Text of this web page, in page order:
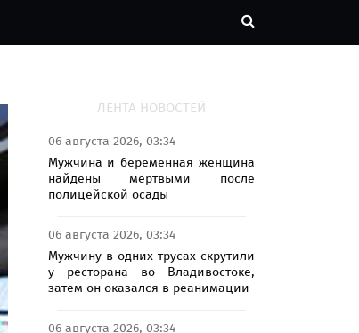
ЛЕНТА НОВОСТЕЙ
06 августа 2026, 03:34
Мужчина и беременная женщина
найдены мертвыми после
полицейской осады
06 августа 2026, 03:34
Мужчину в одних трусах скрутили
у ресторана во Владивостоке,
затем он оказался в реанимации
06 августа 2026, 03:34